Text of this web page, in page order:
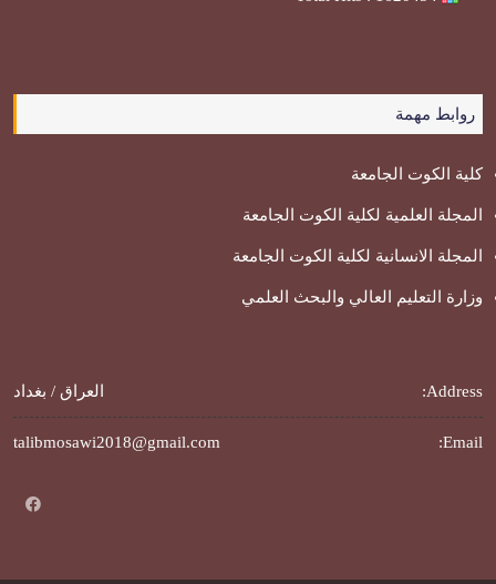
روابط مهمة
كلية الكوت الجامعة
المجلة العلمية لكلية الكوت الجامعة
المجلة الانسانية لكلية الكوت الجامعة
وزارة التعليم العالي والبحث العلمي
Address: العراق / بغداد
Email:
talibmosawi2018@gmail.com